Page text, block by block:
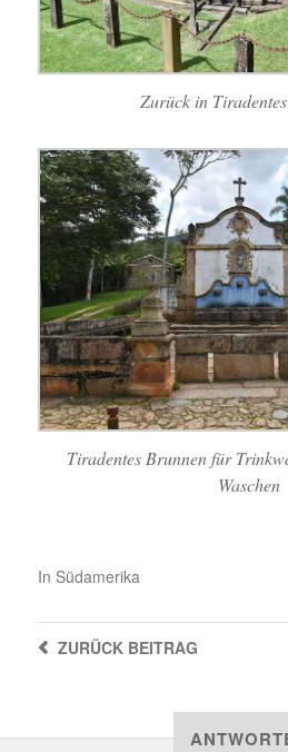
Zurück in
Tiradentes Brunnen für
Waschen
In Südamerika
ZURÜCKBEITRAG